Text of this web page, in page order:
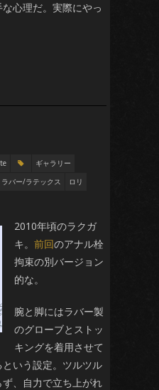
心理だ。実際にやっ
ギャラリー
ラバー/ラテックス
ロリ
2010年頃のラクガ
キ。 前回のアナル栓
拘束の別バージョン
的な。
腕と脚にはラバー製
のグローブとストッ
キングを着用させて
いう設定。ツルツル
、自力で立ち上がれ